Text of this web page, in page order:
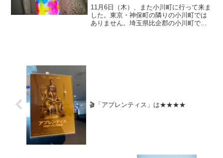
11月6日（木）、また小川町に行って来ま
した。東京・神保町の隣りの小川町では
ありません。埼玉県比企郡の小川町で
🎬「アプレンティス」は★★★★